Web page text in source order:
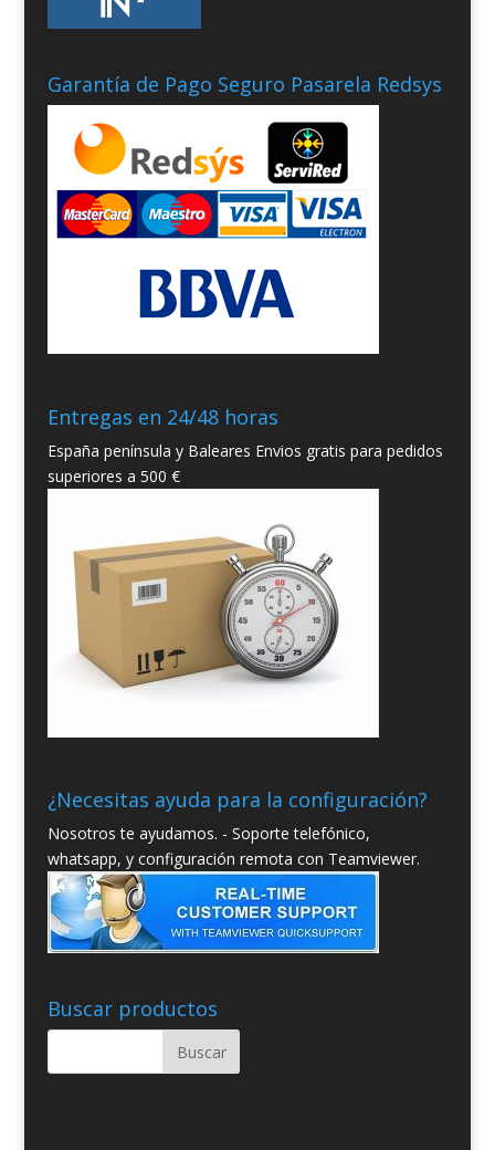
Garantía de Pago Seguro Pasarela Redsys
Entregas en 24/48 horas
España península y Baleares Envios gratis para pedidos
superiores a 500 €
¿Necesitas ayuda para la configuración?
Nosotros te ayudamos. - Soporte telefónico,
whatsapp, y configuración remota con Teamviewer.
Buscar productos